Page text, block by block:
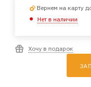
Вернем на карту
Нет в наличии
Хочу в подарок